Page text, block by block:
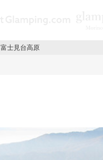
富士見台高原